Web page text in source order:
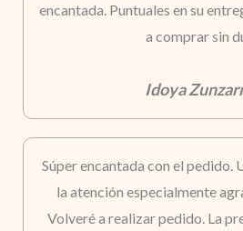
encantada. Puntuales en su
a comprar sin
Idoya
Súper encantada con el pedido.
la atención especialmente
Volveré a realizar pedido. La